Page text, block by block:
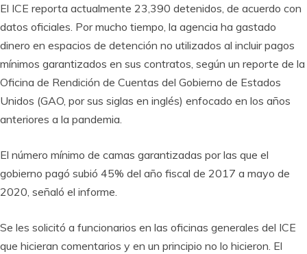
El ICE reporta actualmente 23,390 detenidos, de acuerdo con
datos oficiales. Por mucho tiempo, la agencia ha gastado
dinero en espacios de detención no utilizados al incluir pagos
mínimos garantizados en sus contratos, según un reporte de la
Oficina de Rendición de Cuentas del Gobierno de Estados
Unidos (GAO, por sus siglas en inglés) enfocado en los años
anteriores a la pandemia.
El número mínimo de camas garantizadas por las que el
gobierno pagó subió 45% del año fiscal de 2017 a mayo de
2020, señaló el informe.
Se les solicitó a funcionarios en las oficinas generales del ICE
que hicieran comentarios y en un principio no lo hicieron. El